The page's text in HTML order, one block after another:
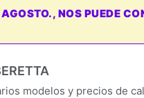
NOS PUEDE
modelos y precios de